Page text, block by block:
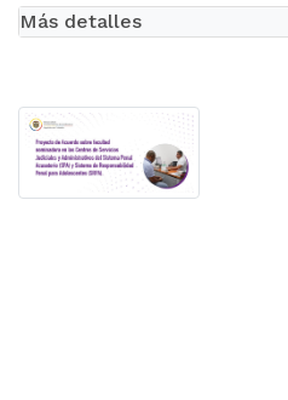
Más detalles